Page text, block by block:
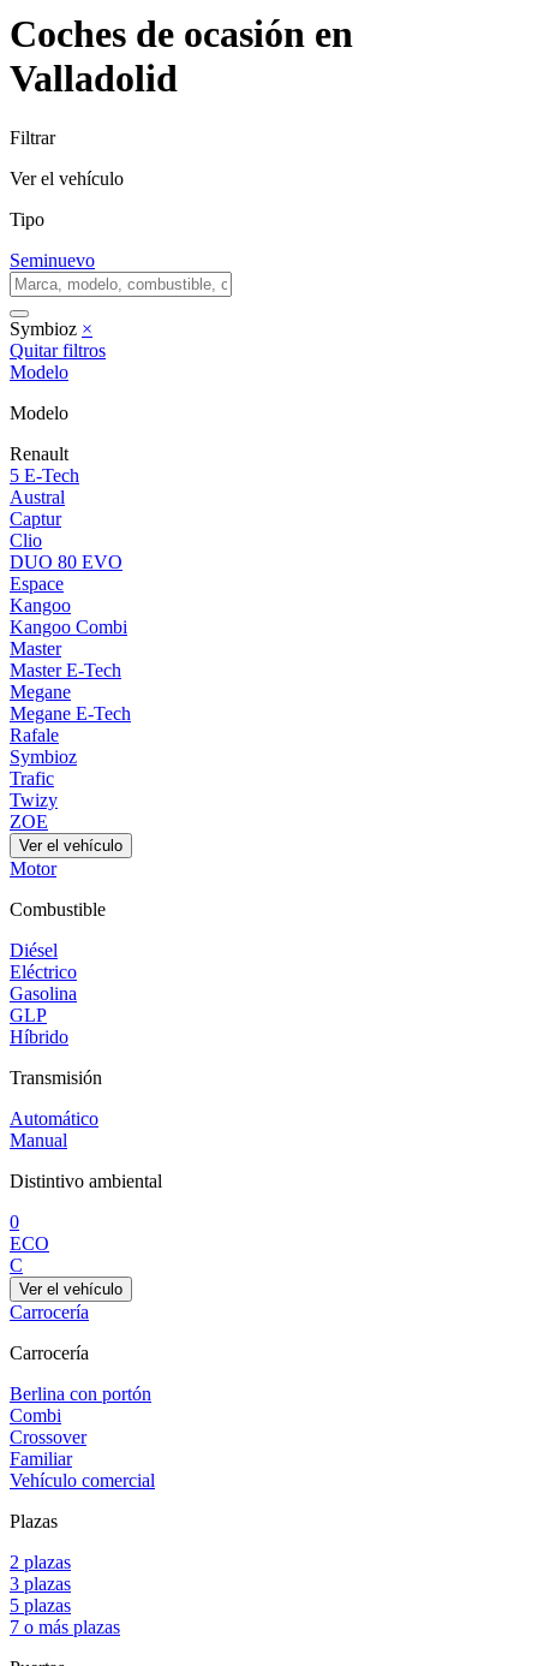
Coches de ocasión en
Valladolid
Filtrar
Ver el vehículo
Tipo
Seminuevo
Symbioz ×
Quitar filtros
Modelo
Modelo
Renault
5 E-Tech
Austral
Captur
Clio
DUO 80 EVO
Espace
Kangoo
Kangoo Combi
Master
Master E-Tech
Megane
Megane E-Tech
Rafale
Symbioz
Trafic
Twizy
ZOE
Ver el vehículo
Motor
Combustible
Diésel
Eléctrico
Gasolina
GLP
Híbrido
Transmisión
Automático
Manual
Distintivo ambiental
0
ECO
C
Ver el vehículo
Carrocería
Carrocería
Berlina con portón
Combi
Crossover
Familiar
Vehículo comercial
Plazas
2 plazas
3 plazas
5 plazas
7 o más plazas